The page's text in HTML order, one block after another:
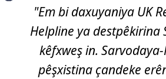
"Em bi daxuyaniya UK
Helpline ya destpêkirina
kêfxweş in.
pêşxistina çandeke